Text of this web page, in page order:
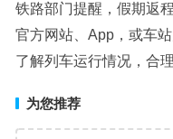
铁路部门提醒，假期返
官方网站、App，或车
了解列车运行情况，合
为您推荐